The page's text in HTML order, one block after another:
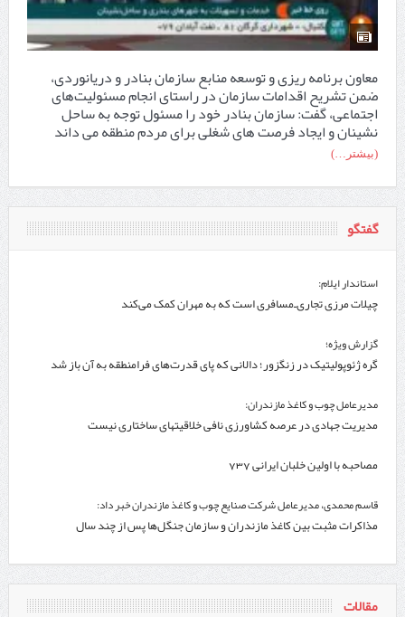
معاون برنامه ریزی و توسعه منابع سازمان بنادر و دریانوردی،
ضمن تشریح اقدامات سازمان در راستای انجام مسئولیت‌های
اجتماعی، گفت: سازمان بنادر خود را مسئول توجه به ساحل
نشینان و ایجاد فرصت های شغلی برای مردم منطقه می داند
(بیشتر…)
گفتگو
استاندار ایلام:
چیلات مرزی تجاری‌ـ‌مسافری است که به مهران کمک می‌کند
گزارش ویژه؛
گره ژئوپولیتیک در زنگزور؛ دالانی که پای قدرت‌های فرامنطقه به آن باز شد
مدیرعامل چوب و کاغذ مازندران:
مدیریت جهادی در عرصه کشاورزی نافی خلاقیتهای ساختاری نیست
مصاحبه با اولین خلبان ایرانی 737
قاسم محمدی، مدیرعامل شرکت صنایع چوب و کاغذ مازندران خبر داد:
مذاکرات مثبت بین کاغذ مازندران و سازمان جنگل‌ها پس از چند سال
مقالات